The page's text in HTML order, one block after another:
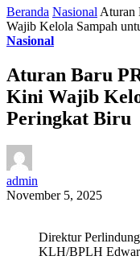
Beranda Nasional Aturan
Wajib Kelola Sampah
Nasional
Aturan Baru
Kini Wajib
Peringkat Biru
admin
November 5, 2025
Direktur
KLH/BPLH